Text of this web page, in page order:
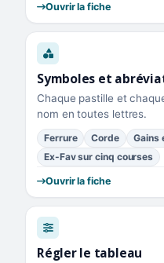
Ouvrir la fiche
Symboles et
Chaque pastille et
nom en toutes lettres.
Ferrure Corde
Gains
Ex-Fav sur cinq courses
Ouvrir la fiche
Régler le tableau